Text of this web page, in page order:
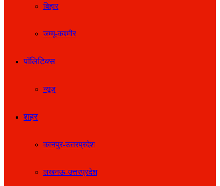
बिहार
जम्मू-कश्मीर
पॉलिटिक्स
न्यूज़
शहर
कानपुर-उत्तरप्रदेश
लखनऊ-उत्तरप्रदेश